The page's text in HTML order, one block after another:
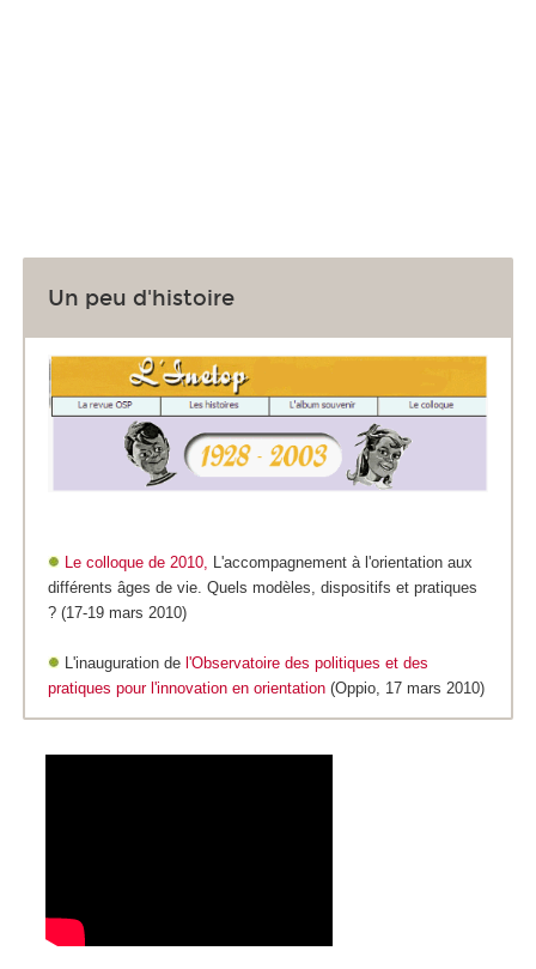
Un peu d'histoire
Le colloque de 2010,
L'accompagnement à l'orientation aux
différents âges de vie. Quels modèles, dispositifs et pratiques
? (17-19 mars 2010)
L'inauguration de l'Observatoire des politiques et des
pratiques pour l'innovation en orientation (Oppio, 17 mars 2010)